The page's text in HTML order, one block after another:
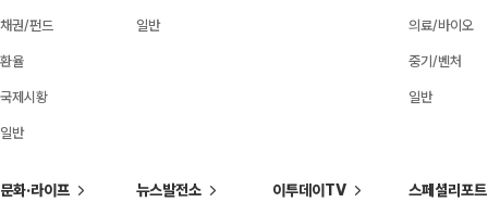
채권/펀드
환율
국제시황
일반
일반 의료/바이오
중기/벤처
일반
문화·라이프 뉴스발전소 이투데이TV 스페셜리포트